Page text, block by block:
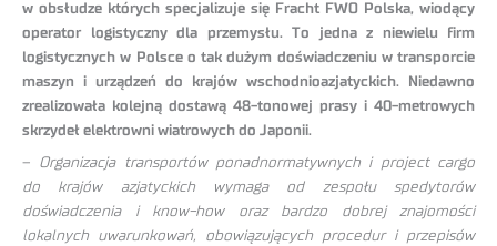
w obsłudze których specjalizuje się Fracht FWO Polska, wiodący
operator logistyczny dla przemysłu. To jedna z niewielu firm
logistycznych w Polsce o tak dużym doświadczeniu w transporcie
maszyn i urządzeń do krajów wschodnioazjatyckich. Niedawno
zrealizowała kolejną dostawą 48-tonowej prasy i 40-metrowych
skrzydeł elektrowni wiatrowych do Japonii.
– Organizacja transportów ponadnormatywnych i project cargo
do krajów azjatyckich wymaga od zespołu spedytorów
doświadczenia i know-how oraz bardzo dobrej znajomości
lokalnych uwarunkowań, obowiązujących procedur i przepisów